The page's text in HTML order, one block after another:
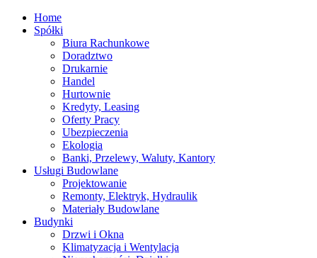
Home
Spółki
Biura Rachunkowe
Doradztwo
Drukarnie
Handel
Hurtownie
Kredyty, Leasing
Oferty Pracy
Ubezpieczenia
Ekologia
Banki, Przelewy, Waluty, Kantory
Usługi Budowlane
Projektowanie
Remonty, Elektryk, Hydraulik
Materiały Budowlane
Budynki
Drzwi i Okna
Klimatyzacja i Wentylacja